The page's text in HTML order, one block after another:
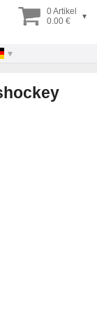
0 Artikel
0.00 €
▾